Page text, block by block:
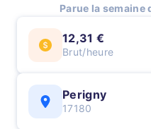
Parue la semaine
12,31 €
Brut/heure
Perigny
17180